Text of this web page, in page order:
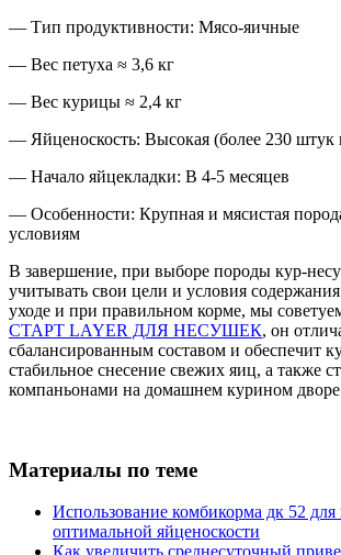
— Тип продуктивности: Мясо-яичные
— Вес петуха ≈ 3,6 кг
— Вес курицы ≈ 2,4 кг
— Яйценоскость: Высокая (более 230 штук
— Начало яйцекладки: В 4-5 месяцев
— Особенности: Крупная и мясистая
условиям
В завершение, при выборе породы кур-
учитывать свои цели и условия
уходе и при правильном корме, мы
СТАРТ LAYER ДЛЯ НЕСУШЕК, он
сбалансированным составом и обеспечит
стабильное снесение свежих яиц, а также
компаньонами на домашнем курином
Материалы по теме
Использование комбикорма дк 52 для
оптимальной яйценоскости